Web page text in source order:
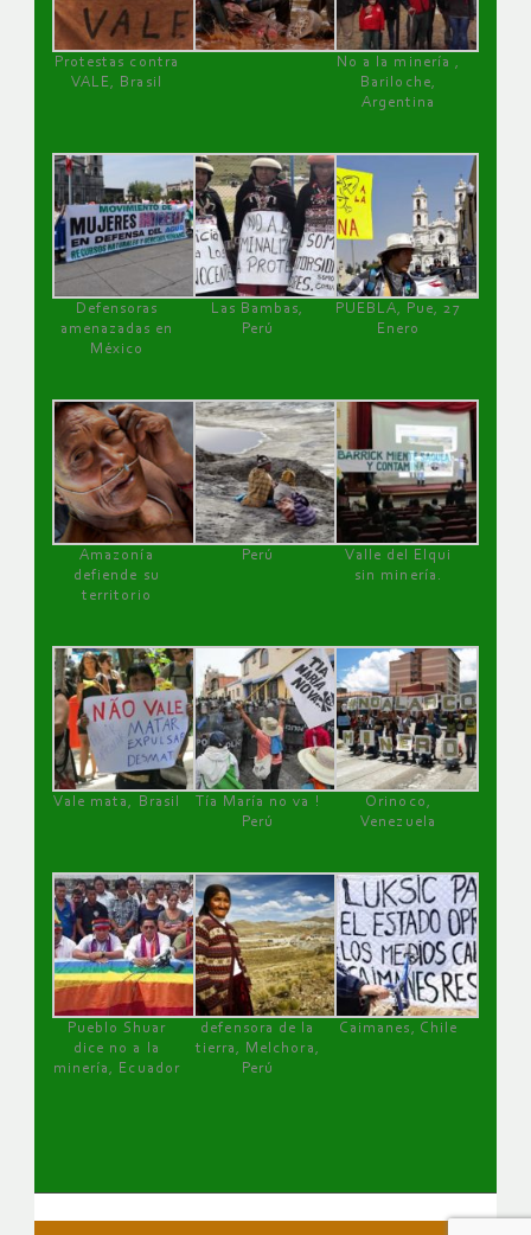
Protestas contra
VALE, Brasil
No a la minería ,
Bariloche,
Argentina
Defensoras
amenazadas en
México
Las Bambas,
Perú
PUEBLA, Pue, 27
Enero
Amazonía
defiende su
territorio
Perú
Valle del Elqui
sin minería.
Vale mata, Brasil
Tía María no va !
Perú
Orinoco,
Venezuela
Pueblo Shuar
dice no a la
minería, Ecuador
defensora de la
tierra, Melchora,
Perú
Caimanes, Chile